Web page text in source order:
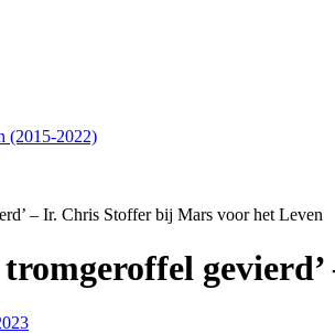
(2015-2022)
– Ir. Chris Stoffer bij Mars voor het Leven